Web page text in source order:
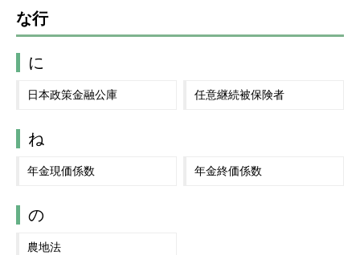
な行
に
日本政策金融公庫 任意継続被保険者
ね
年金現価係数 年金終価係数
の
農地法